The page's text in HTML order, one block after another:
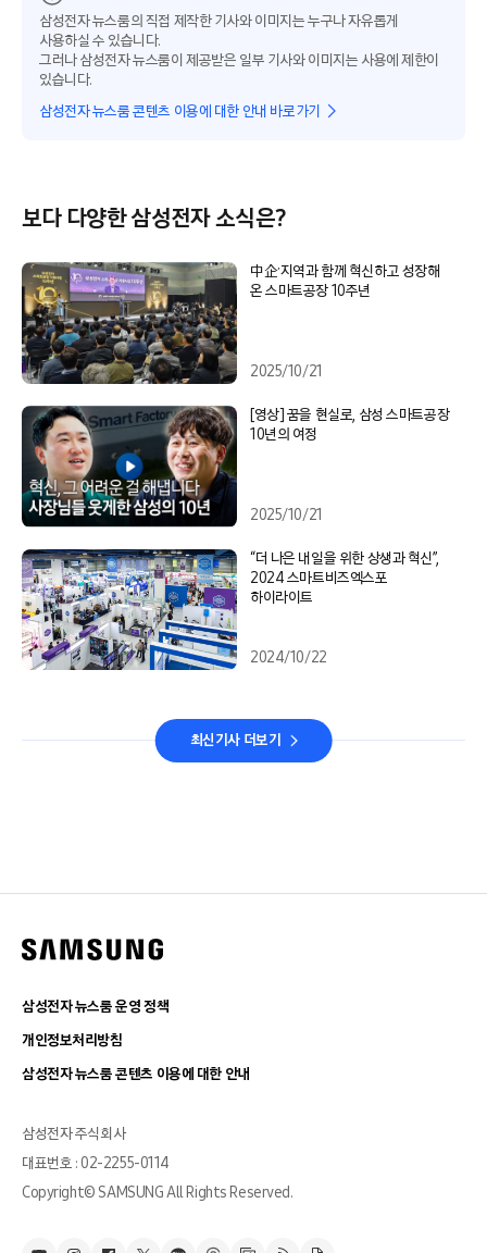
삼성전자 뉴스룸의 직접 제작한 기사와 이미지는 누구나 자유롭게
사용하실 수 있습니다.
그러나 삼성전자 뉴스룸이 제공받은 일부 기사와 이미지는 사용에 제한이
있습니다.
삼성전자 뉴스룸 콘텐츠 이용에 대한 안내 바로가기
보다 다양한 삼성전자 소식은?
中企·지역과 함께 혁신하고 성장해
온 스마트공장 10주년
2025/10/21
[영상] 꿈을 현실로, 삼성 스마트공장
10년의 여정
2025/10/21
“더 나은 내일을 위한 상생과 혁신”,
2024 스마트비즈엑스포
하이라이트
2024/10/22
최신기사 더보기
삼성전자 뉴스룸 운영 정책
개인정보처리방침
삼성전자 뉴스룸 콘텐츠 이용에 대한 안내
삼성전자 주식회사
대표번호 : 02-2255-0114
Copyright© SAMSUNG All Rights Reserved.